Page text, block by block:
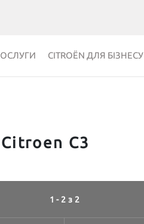
CITROЁN ДЛЯ БІЗНЕСУ
C3
1 - 2 з 2